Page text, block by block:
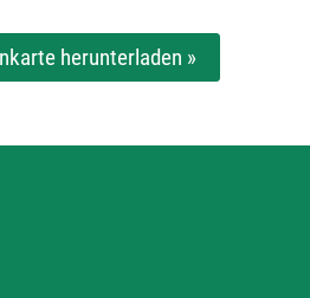
herunterladen »